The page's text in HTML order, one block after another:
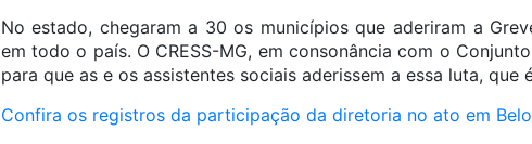
No estado, chegaram a 30 os municípios que aderiram a
em todo o país. O CRESS-MG, em consonância com o
para que as e os assistentes sociais aderissem a essa luta, que
Confira os registros da participação da diretoria no ato em